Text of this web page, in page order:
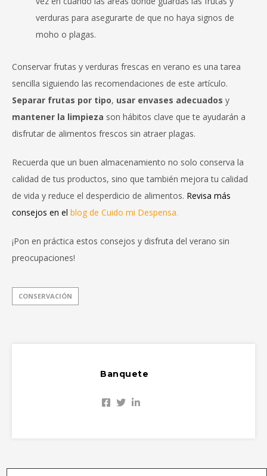
verduras para asegurarte de que no haya signos de
moho o plagas.
Conservar frutas y verduras frescas en verano es una tarea
sencilla siguiendo las recomendaciones de este artículo.
Separar frutas por tipo, usar envases adecuados y
mantener la limpieza son hábitos clave que te ayudarán a
disfrutar de alimentos frescos sin atraer plagas.
Recuerda que un buen almacenamiento no solo conserva la
calidad de tus productos, sino que también mejora tu calidad
de vida y reduce el desperdicio de alimentos. Revisa más
consejos en el blog de Cuido mi Despensa.
¡Pon en práctica estos consejos y disfruta del verano sin
preocupaciones!
CONSERVACIÓN
Banquete